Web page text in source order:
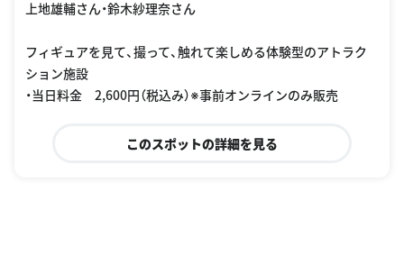
上地雄輔さん・鈴木紗理奈さん
フィギュアを見て、撮って、触れて楽しめる体験型のアトラク
ション施設
・当日料金 2,600円（税込み）※事前オンラインのみ販売
このスポットの詳細を見る